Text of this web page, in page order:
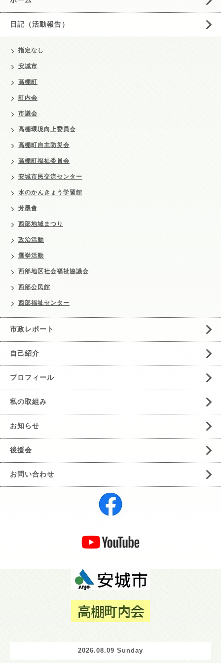
日記（活動報告）
指定なし
安城市
高棚町
町内会
市議会
高棚環境向上委員会
高棚町自主防災会
高棚町福祉委員会
安城市民交流センター
水のかんきょう学習館
芳墨會
西部地域まつり
政治活動
選挙活動
西部地区社会福祉協議会
西部公民館
西部福祉センター
市政レポート
自己紹介
プロフィール
私の取組み
お知らせ
後援会
お問い合わせ
2026.08.09 Sunday